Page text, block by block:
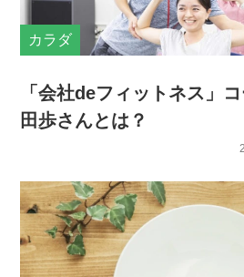
カラダ
「会社deフィットネス」
田歩さんとは？